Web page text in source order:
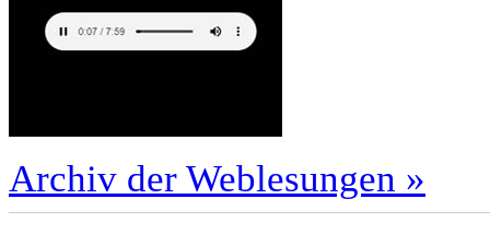
Archiv der Weblesungen »